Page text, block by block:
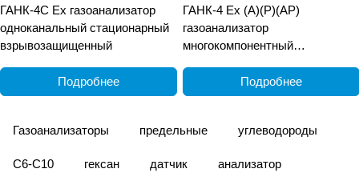
ГАНК-4С Ех газоанализатор
одноканальный стационарный
взрывозащищенный
Подробнее
ГАНК-4 Ех (А)(Р)(АР)
газоанализатор
многокомпонентный
переноснойПодробнее
Газоанализаторы предельные углеводороды
C6-C10 гексан датчик анализатор